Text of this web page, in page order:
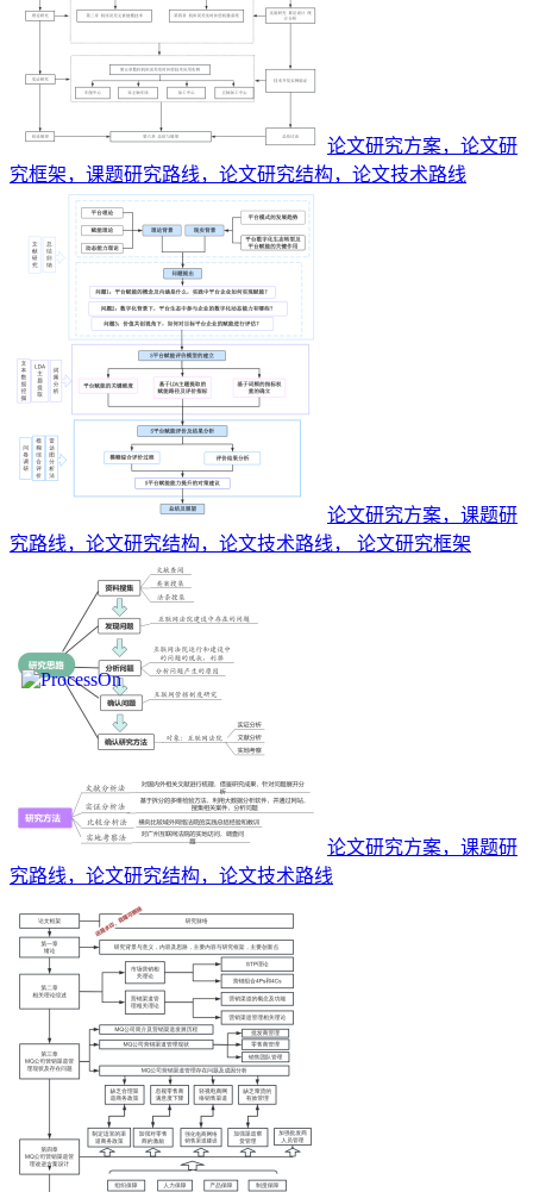
论文研究方案，论文研
究框架，课题研究路线，论文研究结构，论文技术路线
论文研究方案，课题研
究路线，论文研究结构，论文技术路线， 论文研究框架
论文研究方案，课题研
究路线，论文研究结构，论文技术路线